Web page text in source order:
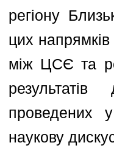
регіону
цих
між ЦСЄ та
проведених
наукову